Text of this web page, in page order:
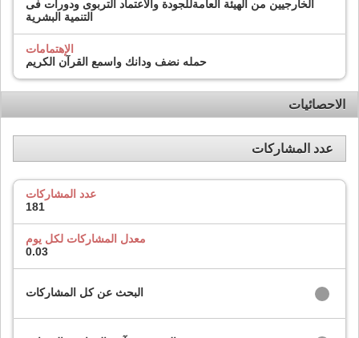
الخارجيين من الهيئة العامةللجودة والاعتماد التربوى ودورات فى
التنمية البشرية
الإهتمامات
حمله نضف ودانك واسمع القرآن الكريم
الاحصائيات
عدد المشاركات
عدد المشاركات
181
معدل المشاركات لكل يوم
0.03
البحث عن كل المشاركات